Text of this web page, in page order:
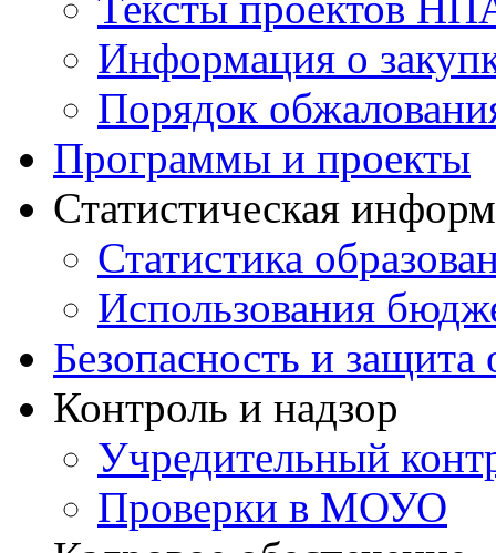
Информация о
Порядок
Программы и проекты
Статистическая
Статистика
Использования
Безопасность и
Контроль и надзор
Учредительный
Проверки в МОУО